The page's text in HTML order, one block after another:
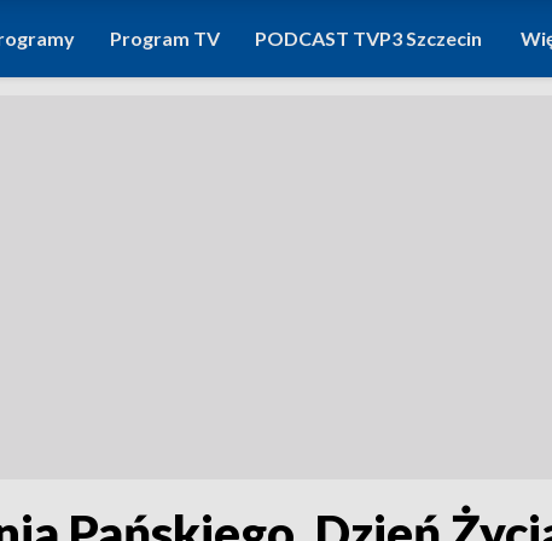
Program TV PODCAST TVP3 Szczecin